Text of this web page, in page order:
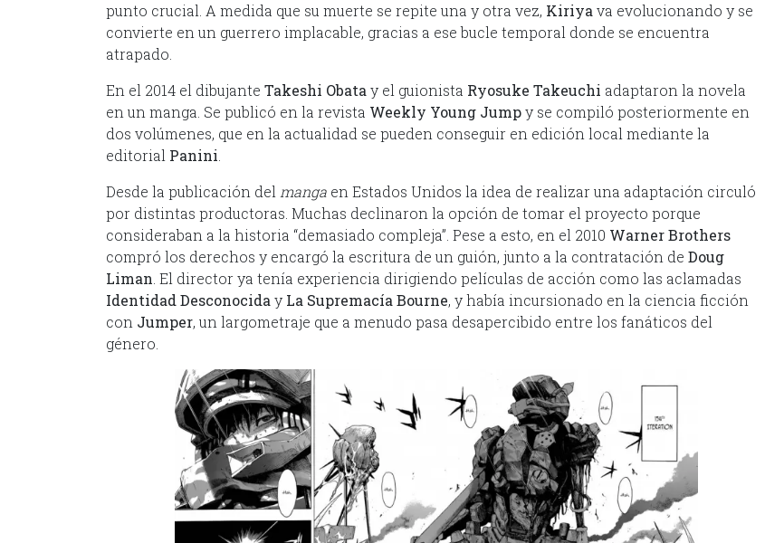
punto crucial. A medida que su muerte se repite una y otra vez, Kiriya va evolucionando y se
convierte en un guerrero implacable, gracias a ese bucle temporal donde se encuentra
atrapado.
En el 2014 el dibujante Takeshi Obata y el guionista Ryosuke Takeuchi adaptaron la novela
en un manga. Se publicó en la revista Weekly Young Jumpy se compiló posteriormente en
dos volúmenes, que en la actualidad se pueden conseguir en edición local mediante la
editorial Panini
Desde la publicación del manga en Estados Unidos la idea de realizar una adaptación circuló
por distintas productoras. Muchas declinaron la opción de tomar el proyecto porque
consideraban a la historia “demasiado compleja”. Pese a esto, en el 2010 Warner Brothers
compró los derechos y encargó la escritura de un guión, junto a la contratación de Doug
Liman . El director ya tenía experiencia dirigiendo películas de acción como las aclamadas
Identidad Desconocida y La Supremacía Bourne, y había incursionado en la ciencia ficción
con Jumper, un largometraje que a menudo pasa desapercibido entre los fanáticos del
género.